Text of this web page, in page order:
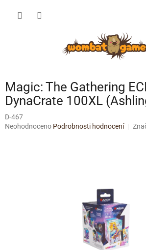
Magic: The Gathering
DynaCrate 100XL
D-467
Průměrné
Neohodnoceno Podrobnosti hodnocení